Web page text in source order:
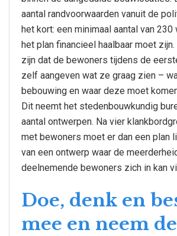
aantal randvoorwaarden vanuit de
het kort: een minimaal aantal van 230
het plan financieel haalbaar moet
zijn dat de bewoners tijdens de
zelf aangeven wat ze graag zien –
bebouwing en waar deze moet
Dit neemt het stedenbouwkundig
aantal ontwerpen. Na vier
met bewoners moet er dan een plan
van een ontwerp waar de
deelnemende bewoners zich in kan
Doe, denk en
mee en neem